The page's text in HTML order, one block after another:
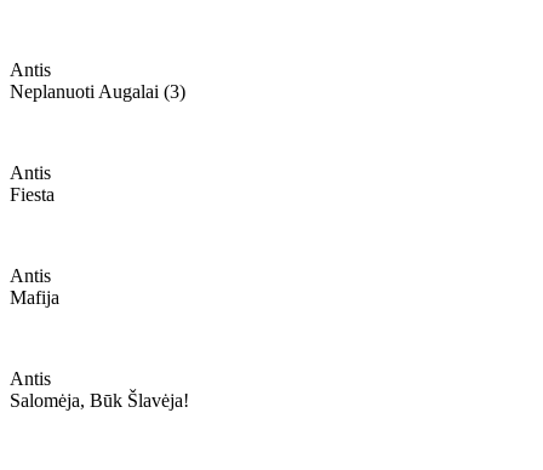
Antis
Neplanuoti Augalai (3)
Antis
Fiesta
Antis
Mafija
Antis
Salomėja, Būk Šlavėja!